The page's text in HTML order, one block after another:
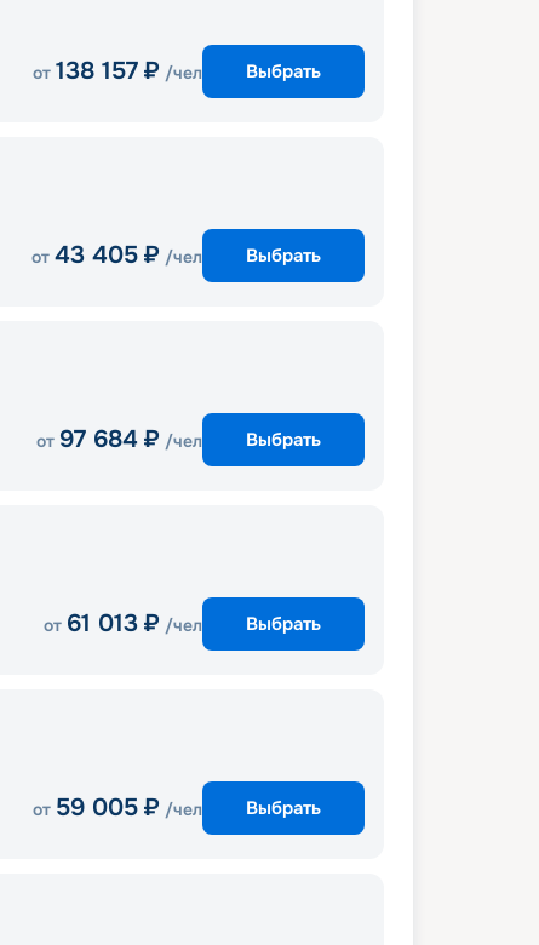
от 138 157 ₽ /чел Выбрать
от 43 405 ₽ /чел Выбрать
от 97 684 ₽ /чел Выбрать
от 61 013 ₽ /чел Выбрать
от 59 005 ₽ /чел Выбрать